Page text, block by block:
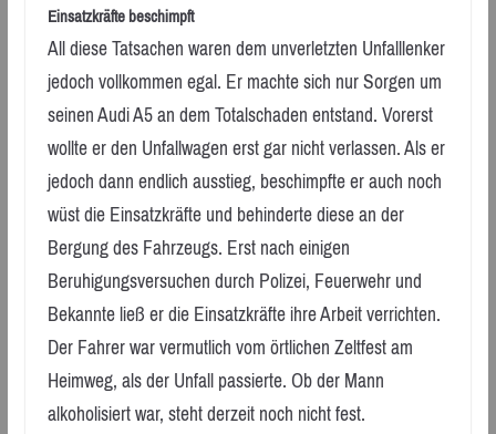
Einsatzkräfte beschimpft
All diese Tatsachen waren dem unverletzten Unfalllenker
jedoch vollkommen egal. Er machte sich nur Sorgen um
seinen Audi A5 an dem Totalschaden entstand. Vorerst
wollte er den Unfallwagen erst gar nicht verlassen. Als er
jedoch dann endlich ausstieg, beschimpfte er auch noch
wüst die Einsatzkräfte und behinderte diese an der
Bergung des Fahrzeugs. Erst nach einigen
Beruhigungsversuchen durch Polizei, Feuerwehr und
Bekannte ließ er die Einsatzkräfte ihre Arbeit verrichten.
Der Fahrer war vermutlich vom örtlichen Zeltfest am
Heimweg, als der Unfall passierte. Ob der Mann
alkoholisiert war, steht derzeit noch nicht fest.